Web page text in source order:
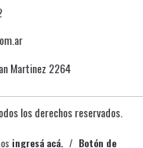
Martinez 2264
los derechos reservados.
ingresá acá. / Botón de